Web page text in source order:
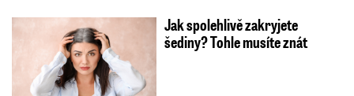
Jak spolehlivě zakryjete
šediny? Tohle musíte znát